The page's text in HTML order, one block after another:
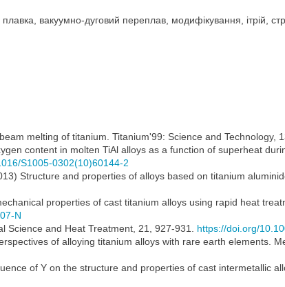
вакуумно-дуговий переплав, модифікування, ітрій,
melting of titanium. Titanium'99: Science and Technology,
content in molten TiAl alloys as a function of superheat
S1005-0302(10)60144-2
Structure and properties of alloys based on titanium
properties of cast titanium alloys using rapid heat
N
Science and Heat Treatment, 21, 927-931. https://doi.org/
of alloying titanium alloys with rare earth elements.
of Y on the structure and properties of cast intermetallic